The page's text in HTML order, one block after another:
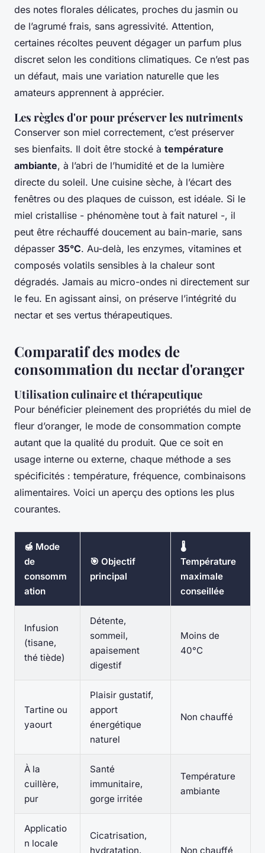
des notes florales délicates, proches du jasmin ou
de l’agrumé frais, sans agressivité. Attention,
certaines récoltes peuvent dégager un parfum plus
discret selon les conditions climatiques. Ce n’est pas
un défaut, mais une variation naturelle que les
amateurs apprennent à apprécier.
Les règles d'or pour préserver les nutriments
Conserver son miel correctement, c’est préserver
ses bienfaits. Il doit être stocké à température
ambiante, à l’abri de l’humidité et de la lumière
directe du soleil. Une cuisine sèche, à l’écart des
fenêtres ou des plaques de cuisson, est idéale. Si le
miel cristallise - phénomène tout à fait naturel -, il
peut être réchauffé doucement au bain-marie, sans
dépasser 35°C. Au-delà, les enzymes, vitamines et
composés volatils sensibles à la chaleur sont
dégradés. Jamais au micro-ondes ni directement sur
le feu. En agissant ainsi, on préserve l’intégrité du
nectar et ses vertus thérapeutiques.
Comparatif des modes de
consommation du nectar d'oranger
Utilisation culinaire et thérapeutique
Pour bénéficier pleinement des propriétés du miel de
fleur d’oranger, le mode de consommation compte
autant que la qualité du produit. Que ce soit en
usage interne ou externe, chaque méthode a ses
spécificités : température, fréquence, combinaisons
alimentaires. Voici un aperçu des options les plus
courantes.
🍯 Mode
de
consomm
ation
🎯 Objectif
principal
🌡️
Température
maximale
conseillée
Infusion
(tisane,
thé tiède)
Détente,
sommeil,
apaisement
digestif
Moins de
40°C
Tartine ou
yaourt
Plaisir gustatif,
apport
énergétique
naturel
Non chauffé
À la
cuillère,
pur
Santé
immunitaire,
gorge irritée
Température
ambiante
Applicatio
n locale
Cicatrisation,
hydratation,
Non chauffé